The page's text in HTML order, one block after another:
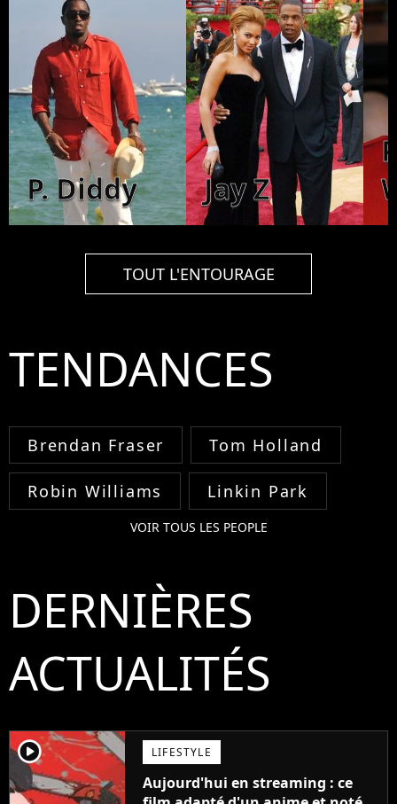
P. Diddy Jay Z
TOUT L'ENTOURAGE
TENDANCES
Brendan Fraser Tom Holland
Robin Williams Linkin Park
VOIR TOUS LES PEOPLE
DERNIÈRES
ACTUALITÉS
player2 LIFESTYLE
Aujourd'hui en streaming : ce